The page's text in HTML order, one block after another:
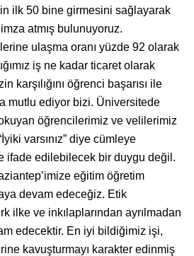
ilk 50 bine girmesini sağlayarak
atmış bulunuyoruz.
ulaşma oranı yüzde 92 olarak
iş ne kadar ticaret olarak
karşılığını öğrenci başarısı ile
mutlu ediyor bizi. Üniversitede
öğrencilerimiz ve velilerimiz
varsınız” diye cümleye
ifade edilebilecek bir duygu değil.
eğitim öğretim
devam edeceğiz. Etik
ilke ve inkılaplarından ayrılmadan
edecektir. En iyi bildiğimiz işi,
kavuşturmayı karakter edinmiş